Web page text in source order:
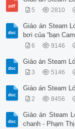
5 2810
Giáo án Steam
bơi của “bạn
6 9146
Giáo án Steam
3 5146
Giáo án Steam
2 8456
Giáo án Steam
chanh - Phạm